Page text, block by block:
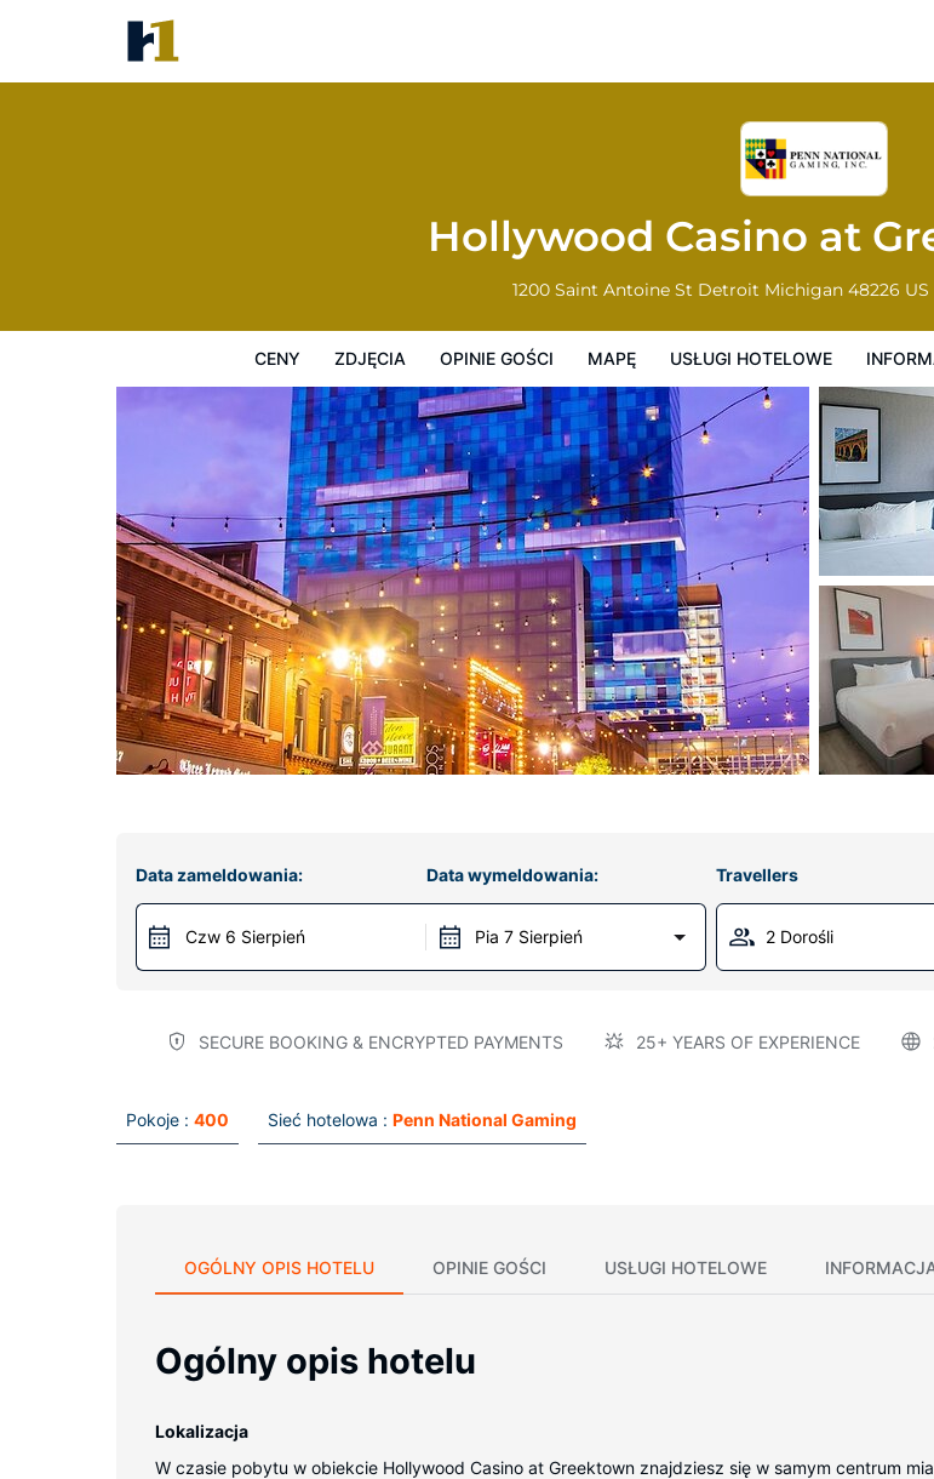
Hollywood Casino at
1200 Saint Antoine St Detroit Michigan 48226 US
CENY ZDJĘCIA OPINIE GOŚCI MAPĘ USŁUGI HOTELOWE
Zasady
Data zameldowania:
Czw 6 Sierpień
Data wymeldowania:
Pia 7 Sierpień
Travellers
2 Dorośli
SECURE BOOKING & ENCRYPTED PAYMENTS 25+ YEARS OF EXPERIENCE
Pokoje : 400 Sieć hotelowa : Penn National Gaming
OGÓLNY OPIS HOTELU OPINIE GOŚCI USŁUGI HOTELOWE
Ogólny opis hotelu
Lokalizacja
W czasie pobytu w obiekcie Hollywood Casino at Greektown znajdziesz się w samym centrum